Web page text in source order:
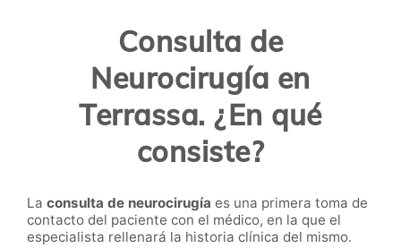
Consulta de
Neurocirugía en
Terrassa. ¿En qué
consiste?
La consulta de neurocirugía es una primera toma de
contacto del paciente con el médico, en la que el
especialista rellenará la historia clínica del mismo.